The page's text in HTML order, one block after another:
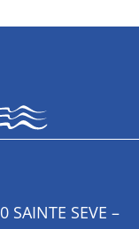
SAINTE SEVE –